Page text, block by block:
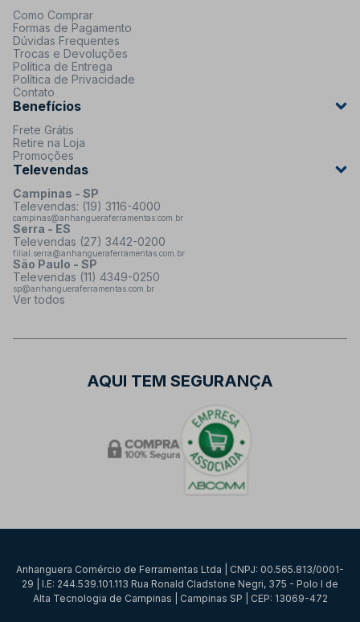
Como Comprar
Formas de Pagamento
Dúvidas Frequentes
Trocas e Devoluções
Política de Entrega
Política de Privacidade
Contato
Benefícios
Frete Grátis
Retire na Loja
Promoções
Televendas
Campinas - SP
Televendas: (19) 3116-4000
campinas@anhangueraferramentas.com.br
Serra - ES
Televendas (27) 3442-0200
filial.serra@anhangueraferramentas.com.br
São Paulo - SP
Televendas (11) 4349-0250
sp@anhangueraferramentas.com.br
Ver todos
AQUI TEM SEGURANÇA
Anhanguera Comércio de Ferramentas Ltda | CNPJ: 00.565.813/0001-
29 | I.E: 244.539.101.113 Rua Ronald Cladstone Negri, 375 - Polo I de
Alta Tecnologia de Campinas | Campinas SP | CEP: 13069-472